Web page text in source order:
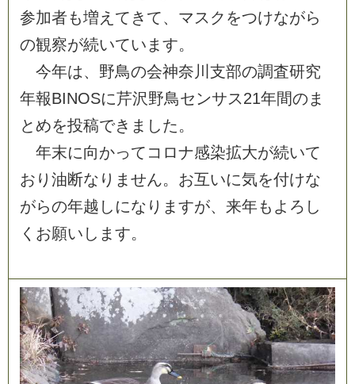
参加者も増え て き て、 マ ス ク をつけながら
の観察が続いてい ま す。
今年は、 野鳥の会神奈 川 支部の調査研究
年報BINOSに芹沢野鳥センサス21年間の ま
と めを投稿でき ま した。
年末に向かって コ ロナ感染拡大が続いて
お り 油断な り ま せん。 お互いに気を付けな
がらの年越 し にな り ま すが、 来年も よ ろ し
く お願い し ま す。